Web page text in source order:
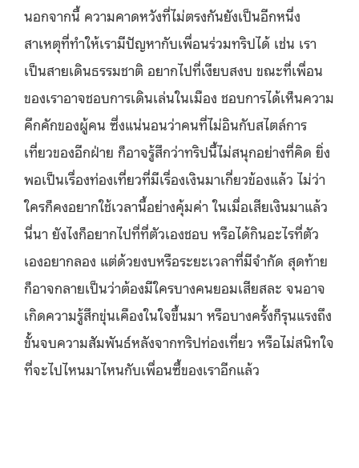
นอกจากนี้ ความคาดหวังที่ไม่ตรงกันยังเป็นอีกหนึ่ง
สาเหตุที่ทำให้เรามีปัญหากับเพื่อนร่วมทริปได้ เช่น เรา
เป็นสายเดินธรรมชาติ อยากไปที่เงียบสงบ ขณะที่เพื่อน
ของเราอาจชอบการเดินเล่นในเมือง ชอบการได้เห็นความ
คึกคักของผู้คน ซึ่งแน่นอนว่าคนที่ไม่อินกับสไตล์การ
เที่ยวของอีกฝ่าย ก็อาจรู้สึกว่าทริปนี้ไม่สนุกอย่างที่คิด ยิ่ง
พอเป็นเรื่องท่องเที่ยวที่มีเรื่องเงินมาเกี่ยวข้องแล้ว ไม่ว่า
ใครก็คงอยากใช้เวลานี้อย่างคุ้มค่า ในเมื่อเสียเงินมาแล้ว
นี่นา ยังไงก็อยากไปที่ที่ตัวเองชอบ หรือได้กินอะไรที่ตัว
เองอยากลอง แต่ด้วยงบหรือระยะเวลาที่มีจำกัด สุดท้าย
ก็อาจกลายเป็นว่าต้องมีใครบางคนยอมเสียสละ จนอาจ
เกิดความรู้สึกขุ่นเคืองในใจขึ้นมา หรือบางครั้งก็รุนแรงถึง
ขั้นจบความสัมพันธ์หลังจากทริปท่องเที่ยว หรือไม่สนิทใจ
ที่จะไปไหนมาไหนกับเพื่อนซี้ของเราอีกแล้ว